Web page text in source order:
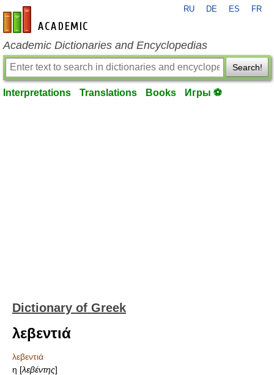
en-academic.com
RU DE ES FR
Academic Dictionaries and Encyclopedias
Search!
Interpretations Translations Books Игры ⚽
Dictionary of Greek
λεβεντιά
λεβεντιά
η [λεβέντης]